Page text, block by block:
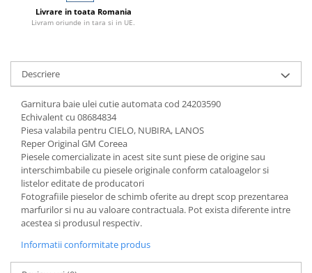
Livrare in toata Romania
Livram oriunde in tara si in UE.
Descriere
Garnitura baie ulei cutie automata cod 24203590
Echivalent cu 08684834
Piesa valabila pentru CIELO, NUBIRA, LANOS
Reper Original GM Coreea
Piesele comercializate in acest site sunt piese de origine sau
interschimbabile cu piesele originale conform cataloagelor si
listelor editate de producatori
Fotografiile pieselor de schimb oferite au drept scop prezentarea
marfurilor si nu au valoare contractuala. Pot exista diferente intre
acestea si produsul respectiv.
Informatii conformitate produs